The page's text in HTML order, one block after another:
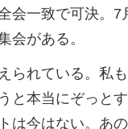
会一致で可決。7
会がある。
られている。私
と本当にぞっと
は今はない。あ